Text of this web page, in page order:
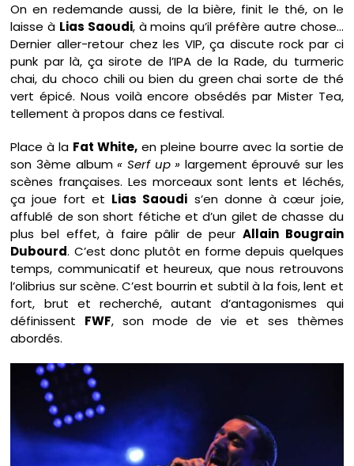
On en redemande aussi, de la bière, finit le thé, on le
laisse à Lias Saoudi, à moins qu’il préfère autre chose…
Dernier aller-retour chez les VIP, ça discute rock par ci
punk par là, ça sirote de l’IPA de la Rade, du turmeric
chai, du choco chili ou bien du green chai sorte de thé
vert épicé. Nous voilà encore obsédés par Mister Tea,
tellement à propos dans ce festival.
Place à la Fat White, en pleine bourre avec la sortie de
son 3ème album« Serf up » largement éprouvé sur les
scènes françaises. Les morceaux sont lents et léchés,
ça joue fort et Lias Saoudi s’en donne à cœur joie,
affublé de son short fétiche et d’un gilet de chasse du
plus bel effet, à faire pâlir de peur Allain Bougrain
Dubourd. C’est donc plutôt en forme depuis quelques
temps, communicatif et heureux, que nous retrouvons
l’olibrius sur scène. C’est bourrin et subtil à la fois, lent et
fort, brut et recherché, autant d’antagonismes qui
définissent FWF, son mode de vie et ses thèmes
abordés.